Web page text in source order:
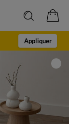
Appliquer